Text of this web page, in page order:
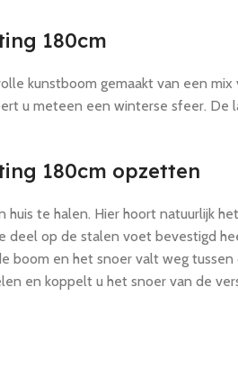
180cm
kunstboom gemaakt van een
u meteen een winterse sfeer.
180cm opzetten
te halen. Hier hoort natuurlijk
op de stalen voet bevestigd
en het snoer valt weg
en koppelt u het snoer van de